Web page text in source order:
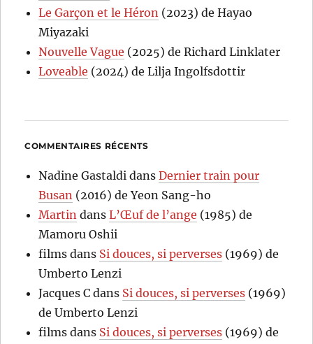
Le Garçon et le Héron (2023) de Hayao
Miyazaki
Nouvelle Vague (2025) de Richard Linklater
Loveable (2024) de Lilja Ingolfsdottir
COMMENTAIRES RÉCENTS
Nadine Gastaldi dansDernier train pour
Busan (2016) de Yeon Sang-ho
Martin dansL’Œuf de l’ange (1985) de
Mamoru Oshii
films dans Si douces, si perverses (1969) de
Umberto Lenzi
Jacques C dans Si douces, si perverses (1969)
de Umberto Lenzi
films dans Si douces, si perverses (1969) de